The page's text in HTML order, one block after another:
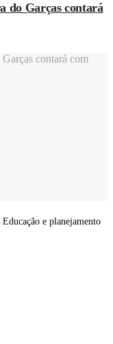
do Garças contará
e planejamento